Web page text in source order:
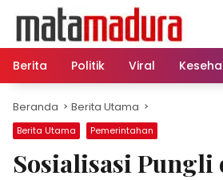
konten
Berita
Politik Viral
Beranda Berita Utama
Berita Utama Pemerintahan
Sosialisasi Pungli